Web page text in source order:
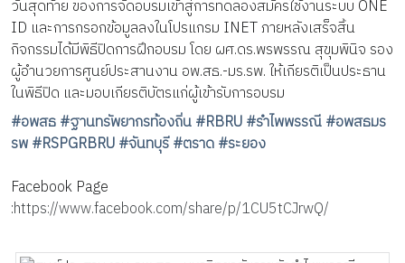
วันสุดท้าย ของการจัดอบรมเข้าสู่การทดลองสมัครใช้งานระบบ ONE
ID และการกรอกข้อมูลลงในโปรแกรม INET ภายหลังเสร็จสิ้น
กิจกรรมได้มีพิธีปิดการฝึกอบรม โดย ผศ.ดร.พรพรรณ สุขุมพินิจ รอง
ผู้อำนวยการศูนย์ประสานงาน อพ.สธ.-มร.รพ. ให้เกียรติเป็นประธาน
ในพิธีปิด และมอบเกียรติบัตรแก่ผู้เข้ารับการอบรม
#อพสธ#ฐานทรัพยากรท้องถิ่น#RBRU#รำไพพรรณี#อพสธมร
รพ#RSPGRBRU#จันทบุรี#ตราด#ระยอง
Facebook Page
:https://www.facebook.com/share/p/1CU5tCJrwQ/